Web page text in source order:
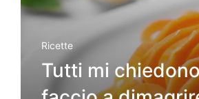
Ricette
Tutti mi